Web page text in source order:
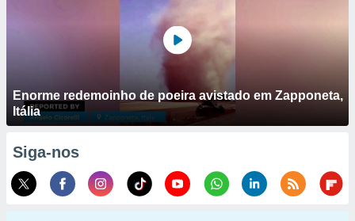
Enorme redemoinho de poeira avistado em Zapponeta,
Itália
Siga-nos